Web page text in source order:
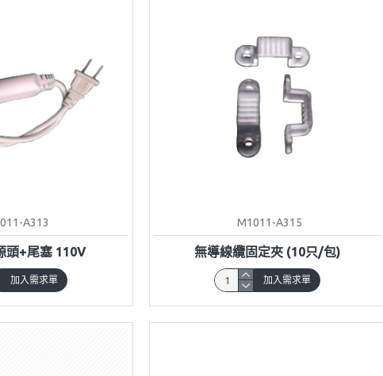
A313
頭+尾塞 110V
加入需求單
M1011-A315
無導線纜固定夾 (10只/包)
加入需求單